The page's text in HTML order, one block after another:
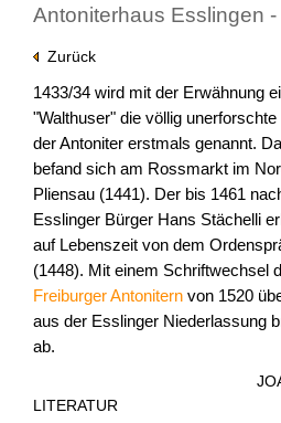
Antoniterhaus Esslingen
Zurück
1433/34 wird mit der Erwähnung
"Walthuser" die völlig
der Antoniter erstmals genannt.
befand sich am Rossmarkt im
Pliensau (1441). Der bis 1461
Esslinger Bürger Hans Stächelli
auf Lebenszeit von dem
(1448). Mit einem Schriftwechsel
Freiburger Antonitern von 1520
aus der Esslinger Niederlassung
ab.
LITERATUR